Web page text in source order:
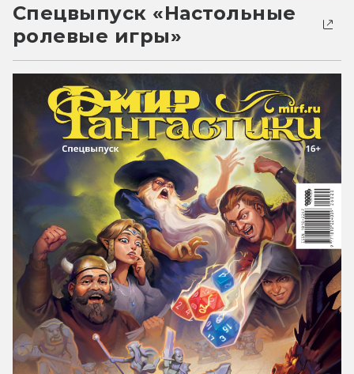
Спецвыпуск «Настольные
ролевые игры»